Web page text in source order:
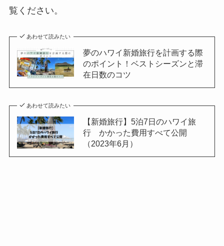
覧ください。
あわせて読みたい
夢のハワイ新婚旅行を計画する際
のポイント！ベストシーズンと滞
在日数のコツ
あわせて読みたい
【新婚旅行】5泊7日のハワイ旅
行 かかった費用すべて公開
（2023年6月）